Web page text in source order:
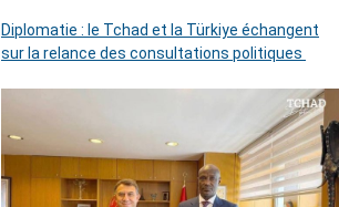
Diplomatie : le Tchad et la Türkiye échangent
sur la relance des consultations politiques